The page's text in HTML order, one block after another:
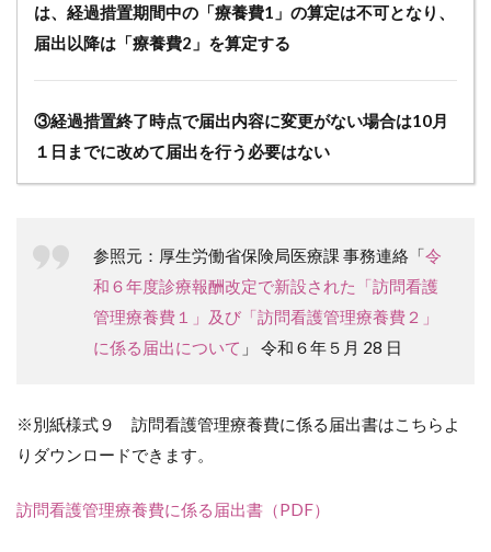
は、経過措置期間中の「療養費1」の算定は不可となり、
届出以降は「療養費2」を算定する
③経過措置終了時点で届出内容に変更がない場合は10月
１日までに改めて届出を行う必要はない
参照元：厚生労働省保険局医療課 事務連絡「令
和６年度診療報酬改定で新設された「訪問看護
管理療養費１」及び「訪問看護管理療養費２」
に係る届出について 」 令和６年５月 28 日
※別紙様式９ 訪問看護管理療養費に係る届出書はこちらよ
りダウンロードできます。
訪問看護管理療養費に係る届出書（PDF）